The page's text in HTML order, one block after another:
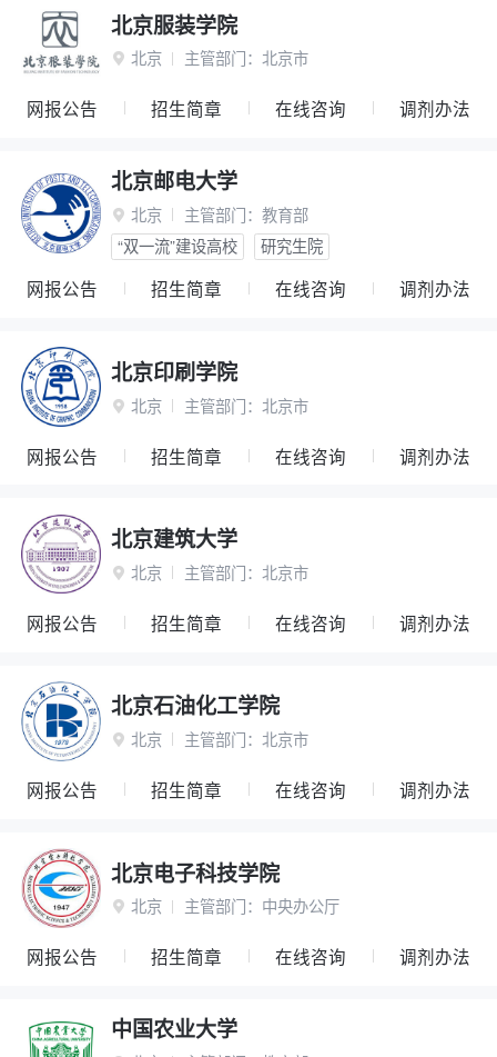
北京服装学院
 北京 主管部门： 北京市
网报公告 招生简章 在线咨询 调剂办法
北京邮电大学
 北京 主管部门： 教育部
“双一流”建设高校
研究生院
网报公告 招生简章 在线咨询 调剂办法
北京印刷学院
 北京 主管部门： 北京市
网报公告 招生简章 在线咨询 调剂办法
北京建筑大学
 北京 主管部门： 北京市
网报公告 招生简章 在线咨询 调剂办法
北京石油化工学院
 北京 主管部门： 北京市
网报公告 招生简章 在线咨询 调剂办法
北京电子科技学院
 北京 主管部门： 中央办公厅
网报公告 招生简章 在线咨询 调剂办法
中国农业大学